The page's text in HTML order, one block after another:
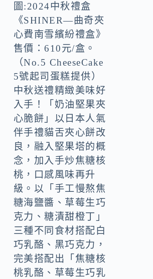
圖:2024中秋禮盒
《SHINER—曲奇夾
心費南雪繽紛禮盒》
售價：610元/盒。
（No.5 CheeseCake
5號起司蛋糕提供）
中秋送禮精緻美味好
入手！「奶油堅果夾
心脆餅」以日本人氣
伴手禮貓舌夾心餅改
良，融入堅果塔的概
念，加入手炒焦糖核
桃，口感風味再升
級。以「手工慢熬焦
糖海鹽醬、草莓生巧
克力、糖漬甜橙丁」
三種不同食材搭配白
巧乳酪、黑巧克力，
完美搭配出「焦糖核
桃乳酪、草莓生巧乳